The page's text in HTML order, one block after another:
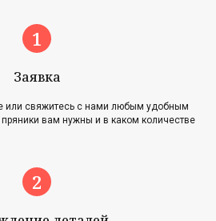
Заявка
или свяжитесь с нами любым удобным
вам нужны и в каком количестве